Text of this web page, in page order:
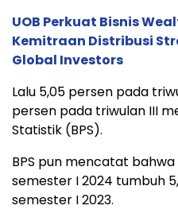
UOB Perkuat Bisnis
Kemitraan Distribusi
Global Investors
Lalu 5,05 persen pada
persen pada triwulan III
Statistik (BPS).
BPS pun mencatat
semester I 2024 tumbuh
semester I 2023.